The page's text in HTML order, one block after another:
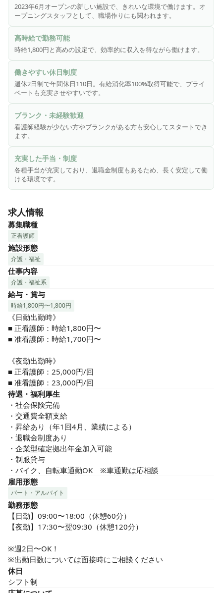
【当求人のメリットポイント】
・賞与年2回（年間510,000円〜）
・手当がかなり充実！！ ※詳細は「福利厚生」のところをご
覧ください
・週休2日制
・有給消化率100%取得可能
・年間休日110日 ※有給休暇は含んでおりません
・退職金制度（※試用期間は対象外）
------------------------
入居者様のケア全般（食事・入浴・排泄・口腔ケアなど）を
行っていただきます。
ケアスタッフ・施設長・その他管理者が１つのチームとして
運営を行っています。
ブランクOK|年間休日120日以上|正社員登用|資格手当|退職
金制度|賞与あり|昇給あり|未経験歓迎
2023年6月オープンの新しい施設で、きれいな環境で働けます。オ
ープニングスタッフとして、職場作りにも関われます。
高時給で勤務可能
時給1,800円と高めの設定で、効率的に収入を得ながら働けます。
働きやすい休日制度
週休2日制で年間休日110日。有給消化率100%取得可能で、プライ
ベートも充実させやすいです。
ブランク・未経験歓迎
看護師経験が少ない方やブランクがある方も安心してスタートでき
ます。
充実した手当・制度
各種手当が充実しており、退職金制度もあるため、長く安定して働
ける環境です。
求人情報
募集職種
正看護師
施設形態
介護・福祉
仕事内容
介護・福祉系
給与・賞与
時給1,800円〜1,800円
《日勤出勤時》
■ 正看護師：時給1,800円〜
■ 准看護師：時給1,700円〜
《夜勤出勤時》
■ 正看護師：25,000円/回
■ 准看護師：23,000円/回
待遇・福利厚生
・社会保険完備
・交通費全額支給
・昇給あり（年1回4月、業績による）
・退職金制度あり
・企業型確定拠出年金加入可能
・制服貸与
・バイク、自転車通勤OK　※車通勤は応相談
雇用形態
パート・アルバイト
勤務形態
【日勤】09:00〜18:00（休憩60分）
【夜勤】17:30〜翌09:30（休憩120分）
※週2日〜OK！
※出勤日数については面接時にご相談ください
休日
シフト制